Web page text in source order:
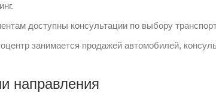
доступны консультации по выбору
занимается продажей автомобилей,
направления